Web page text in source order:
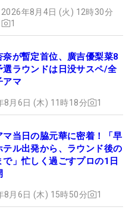
2026年8月4日 (火) 12時30分
1
奈が暫定首位、廣吉優梨菜8
ラウンドは日没サスペ/全
アマ
8月6日 (木) 11時18分 1
マ当日の脇元華に密着！「早
テル出発から、ラウンド後の
で」忙しく過ごすプロの1日
8月6日 (木) 15時50分 1